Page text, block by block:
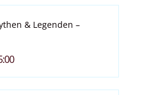
& Legenden –